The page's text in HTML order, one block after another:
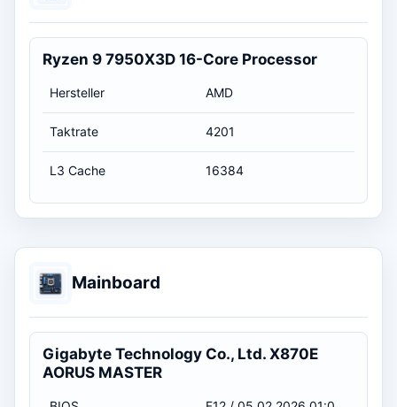
Ryzen 9 7950X3D 16-Core Processor
Hersteller AMD
Taktrate 4201
L3 Cache 16384
Mainboard
Gigabyte Technology Co., Ltd. X870E
AORUS MASTER